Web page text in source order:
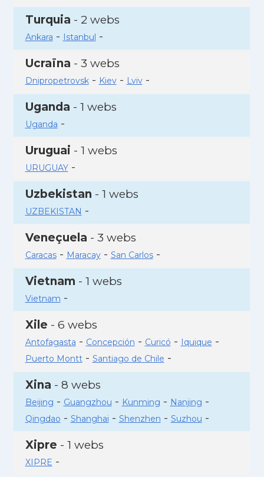
Turquia - 2 webs
Ankara - Istanbul -
Ucraïna - 3 webs
Dnipropetrovsk- Kiev- Lviv-
Uganda - 1 webs
Uganda -
Uruguai - 1 webs
URUGUAY-
Uzbekistan - 1 webs
UZBEKISTAN -
Veneçuela - 3 webs
Caracas- Maracay- San Carlos-
Vietnam - 1 webs
Vietnam -
Xile - 6 webs
Antofagasta - Concepción - Curicó - Iquique -
Puerto Montt- Santiago de Chile -
Xina - 8 webs
Beijing - Guangzhou - Kunming - Nanjing -
Qingdao - Shanghai - Shenzhen - Suzhou -
Xipre - 1 webs
XIPRE -